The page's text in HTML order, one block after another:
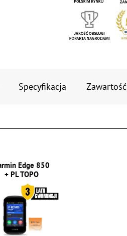
Specyfikacja Zawartość
Edge 850
+ PL TOPO